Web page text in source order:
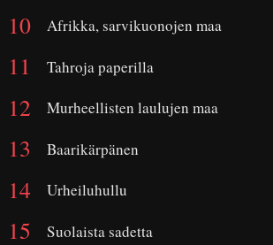
Afrikka, sarvikuonojen maa
Tahroja paperilla
Murheellisten laulujen maa
Baarikärpänen
Urheiluhullu
Suolaista sadetta